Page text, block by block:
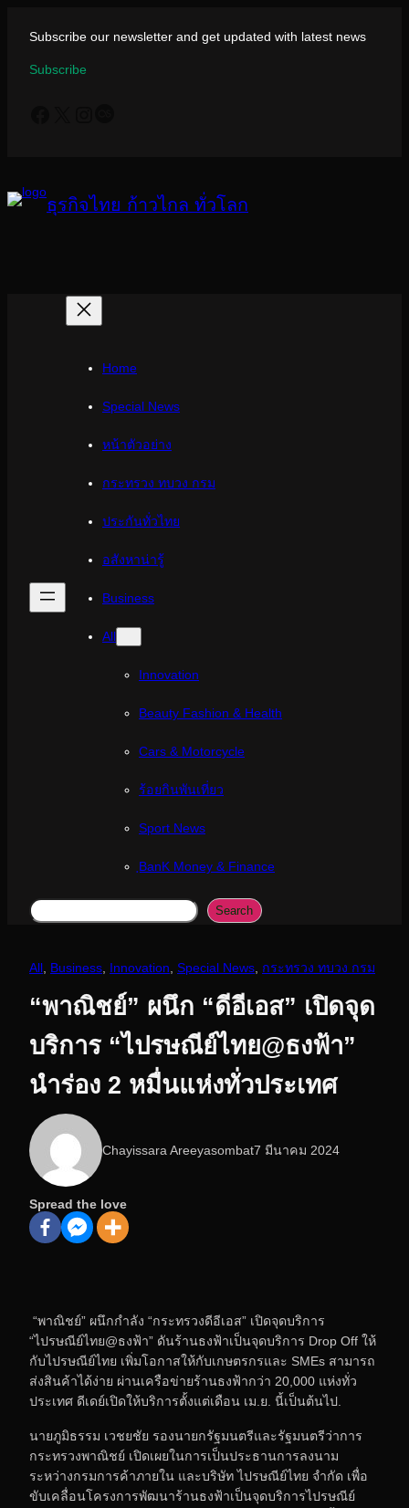
เนื้อหา
Subscribe our newsletter and get updated with latest news
Subscribe
ธุรกิจไทย ก้าวไกล ทั่วโลก
Home
Special News
หน้าตัวอย่าง
กระทรวง ทบวง กรม
ประกันทั่วไทย
อสังหาน่ารู้
Business
All
Innovation
Beauty Fashion & Health
Cars & Motorcycle
ร้อยกินพันเที่ยว
Sport News
ฺBanK Money & Finance
Search Search
All Business Innovation Special News กระทรวง ทบวง กรม
“พาณิชย์” ผนึก “ดีอีเอส” เปิดจุด
บริการ “ไปรษณีย์ไทย@ธงฟ้า”
นำร่อง 2 หมื่นแห่งทั่วประเทศ
Chayissara Areeyasombat7 มีนาคม 2024
Spread the love
“พาณิชย์” ผนึกกำลัง “กระทรวงดีอีเอส” เปิดจุดบริการ
“ไปรษณีย์ไทย@ธงฟ้า” ดันร้านธงฟ้าเป็นจุดบริการ Drop Off ให้
กับไปรษณีย์ไทย เพิ่มโอกาสให้กับเกษตรกรและ SMEs สามารถ
ส่งสินค้าได้ง่าย ผ่านเครือข่ายร้านธงฟ้ากว่า 20,000 แห่งทั่ว
ประเทศ ดีเดย์เปิดให้บริการตั้งแต่เดือน เม.ย. นี้เป็นต้นไป.
นายภูมิธรรม เวชยชัย รองนายกรัฐมนตรีและรัฐมนตรีว่าการ
กระทรวงพาณิชย์ เปิดเผยในการเป็นประธานการลงนาม
ระหว่างกรมการค้าภายใน และบริษัท ไปรษณีย์ไทย จำกัด เพื่อ
ขับเคลื่อนโครงการพัฒนาร้านธงฟ้าเป็นจุดบริการไปรษณีย์